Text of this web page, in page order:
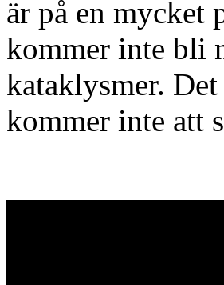
är på en
kommer inte bli
kataklysmer.
kommer inte att